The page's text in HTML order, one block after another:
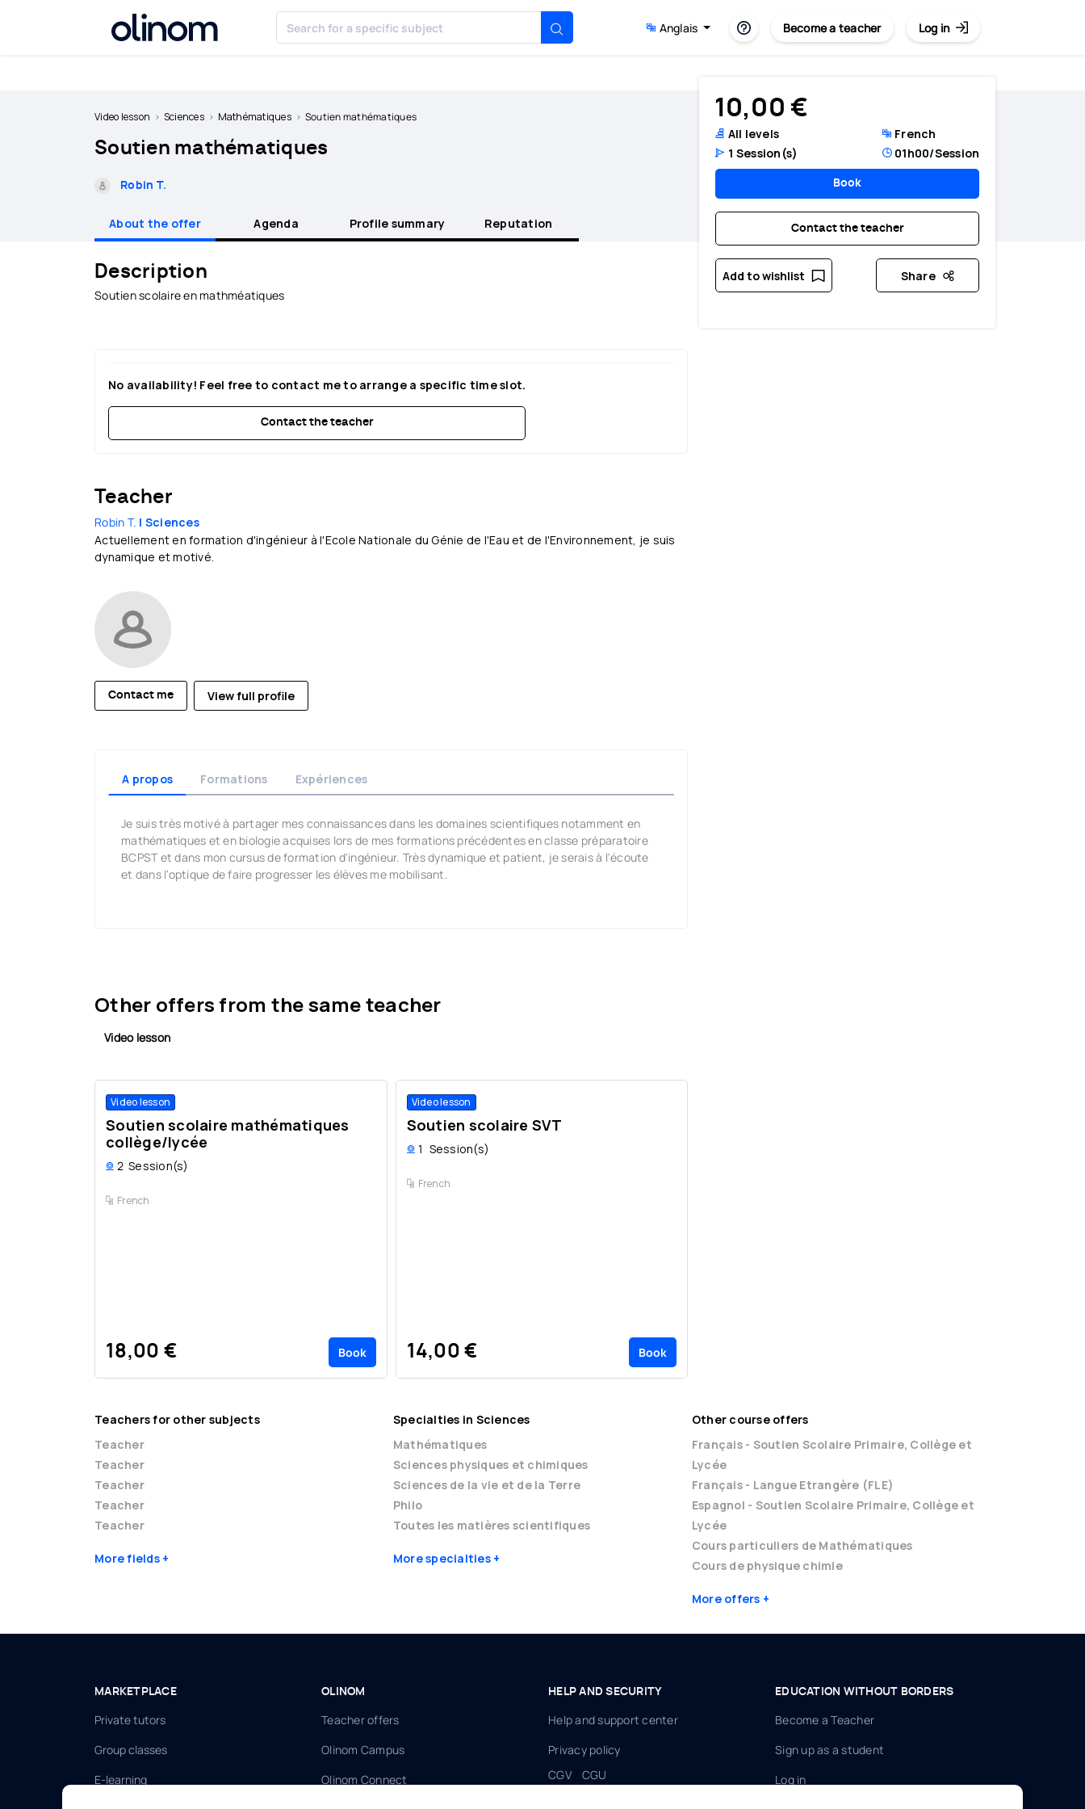
Anglais Become a teacher Log in
Video lesson Sciences Mathématiques Soutien mathématiques
Soutien mathématiques
Robin T.
10,00 €
All levels
1 Session(s)
French
01h00/Session
Book
Contact the teacher
Add to wishlist Share
About the offer Agenda Profile summary Reputation
Description
Soutien scolaire en mathméatiques
No availability! Feel free to contact me to arrange a specific time slot.
Contact the teacher
Teacher
Robin T. | Sciences
Actuellement en formation d'ingénieur à l'Ecole Nationale du Génie de l'Eau et de l'Environnement, je suis
dynamique et motivé.
Contact me View full profile
A propos Formations Expériences
Je suis très motivé à partager mes connaissances dans les domaines scientifiques notamment en
mathématiques et en biologie acquises lors de mes formations précédentes en classe préparatoire
BCPST et dans mon cursus de formation d'ingénieur. Très dynamique et patient, je serais à l'écoute
et dans l'optique de faire progresser les élèves me mobilisant.
Other offers from the same teacher
Video lesson
Video lesson
Soutien scolaire mathématiques
collège/lycée
2 Session(s)
French
18,00 € Book
Video lesson
Soutien scolaire SVT
1 Session(s)
French
14,00 € Book
Teachers for other subjects
Teacher
Teacher
Teacher
Teacher
Teacher
More fields
Specialties in Sciences
Mathématiques
Sciences physiques et chimiques
Sciences de la vie et de la Terre
Philo
Toutes les matières scientifiques
More specialties
Other course offers
Français - Soutien Scolaire Primaire, Collège et
Lycée
Français - Langue Etrangère (FLE)
Espagnol - Soutien Scolaire Primaire, Collège et
Lycée
Cours particuliers de Mathématiques
Cours de physique chimie
More offers
MARKETPLACE
Private tutors
Group classes
E-learning
OLINOM
Teacher offers
Olinom Campus
Olinom Connect
HELP AND SECURITY
Help and support center
Privacy policy
CGV/ CGU
EDUCATION WITHOUT BORDERS
Become a Teacher
Sign up as a student
Log in
Cookies management panel